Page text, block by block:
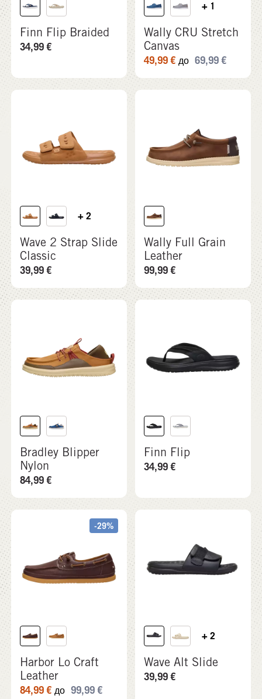
Finn Flip Braided
34,99€
+ 1
Wally CRU Stretch
Canvas
49,99€ до 69,99€
+ 2
Wave 2 Strap Slide
Classic
39,99€
Wally Full Grain
Leather
99,99€
Bradley Blipper
Nylon
84,99€
Finn Flip
34,99€
-29%
Harbor Lo Craft
Leather
84,99€ до 99,99€
+ 2
Wave Alt Slide
39,99€